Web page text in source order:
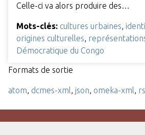
Celle-ci va alors produire des…
Mots-clés: cultures urbaines,
origines culturelles,
Démocratique du Congo
Formats de sortie
atom, dcmes-xml, json, omeka-xml,